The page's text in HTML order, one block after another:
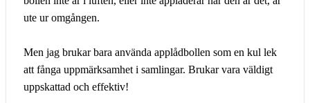
ute ur omgången.
Men jag brukar bara använda applådbollen som en kul lek
att fånga uppmärksamhet i samlingar. Brukar vara väldigt
uppskattad och effektiv!